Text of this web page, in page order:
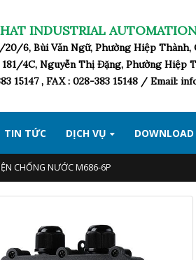
INDUSTRIAL
6, Bùi Văn Ngữ, Phường Hiệp Thành,
4C, Nguyễn Thị Đặng, Phường Hiệp
15147 , FAX : 028-383 15148 / Email:
TIN TỨC DỊCH VỤ DOWNLOAD
CHỐNG NƯỚC M686-6P